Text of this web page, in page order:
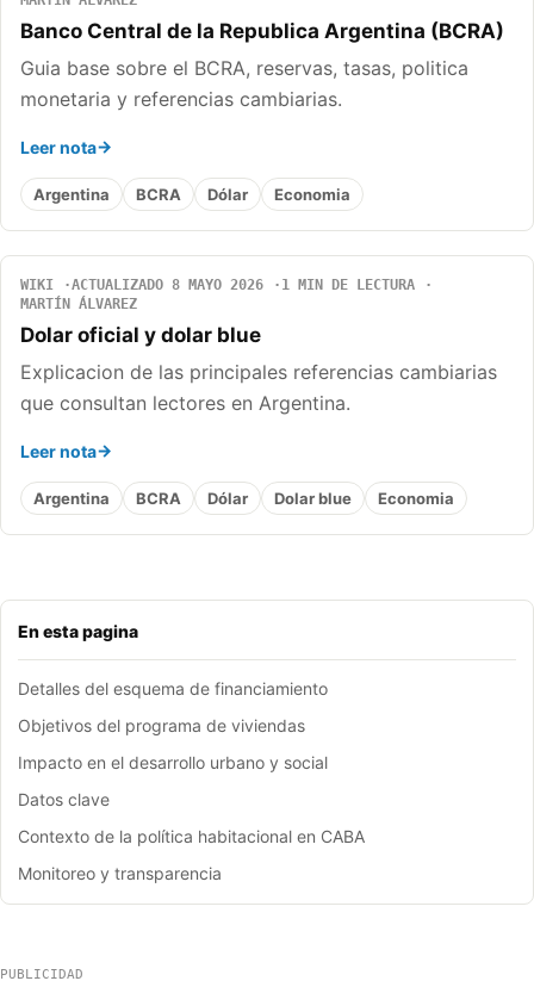
En esta pagina
Detalles del esquema de financiamiento
Objetivos del programa de viviendas
Impacto en el desarrollo urbano y social
Datos clave
Contexto de la política habitacional en CABA
Monitoreo y transparencia
Banco Central de la Republica Argentina (BCRA)
Guia base sobre el BCRA, reservas, tasas, politica
monetaria y referencias cambiarias.
Leer nota
Argentina BCRA Dólar Economia
WIKI ACTUALIZADO 8 MAYO 2026
1 MIN DE LECTURA
MARTÍN ÁLVAREZ
Dolar oficial y dolar blue
Explicacion de las principales referencias cambiarias
que consultan lectores en Argentina.
Leer nota
Argentina BCRA Dólar Dolar blue Economia
PUBLICIDAD